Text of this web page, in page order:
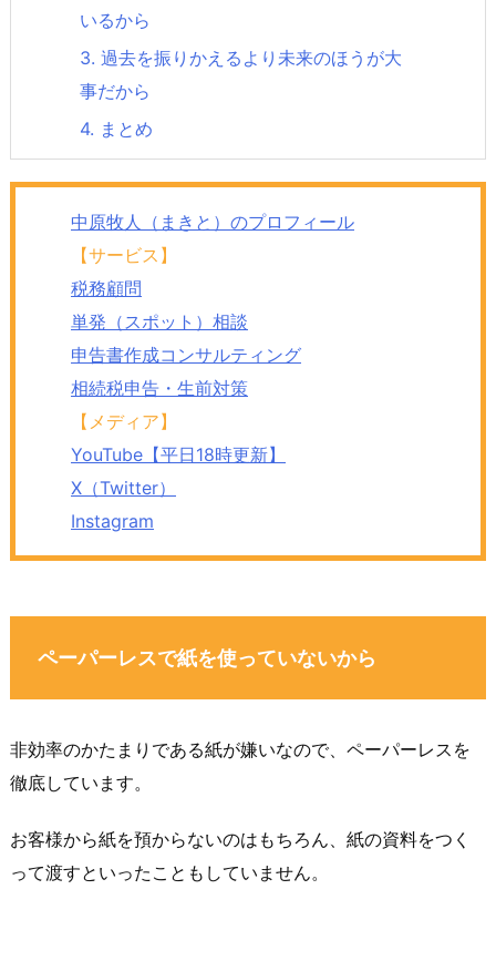
いるから
3. 過去を振りかえるより未来のほうが大
事だから
4. まとめ
中原牧人（まきと）のプロフィール
【サービス】
税務顧問
単発（スポット）相談
申告書作成コンサルティング
相続税申告・生前対策
【メディア】
YouTube【平日18時更新】
X（Twitter）
Instagram
ペーパーレスで紙を使っていないから
非効率のかたまりである紙が嫌いなので、ペーパーレスを
徹底しています。
お客様から紙を預からないのはもちろん、紙の資料をつく
って渡すといったこともしていません。